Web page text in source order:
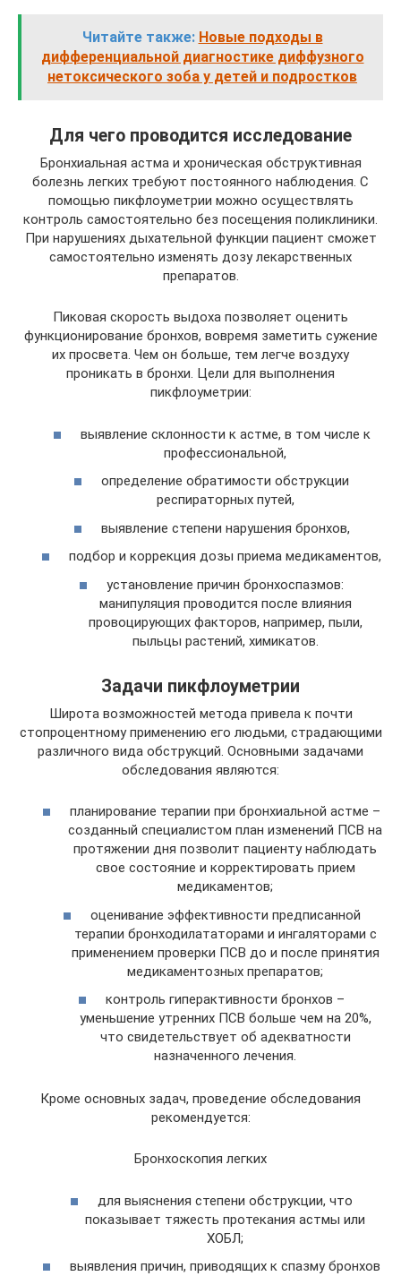
Читайте также: Новые подходы в
дифференциальной диагностике диффузного
нетоксического зоба у детей и подростков
Для чего проводится исследование
Бронхиальная астма и хроническая обструктивная
болезнь легких требуют постоянного наблюдения. С
помощью пикфлоуметрии можно осуществлять
контроль самостоятельно без посещения поликлиники.
При нарушениях дыхательной функции пациент сможет
самостоятельно изменять дозу лекарственных
препаратов.
Пиковая скорость выдоха позволяет оценить
функционирование бронхов, вовремя заметить сужение
их просвета. Чем он больше, тем легче воздуху
проникать в бронхи. Цели для выполнения
пикфлоуметрии:
выявление склонности к астме, в том числе к
профессиональной,
определение обратимости обструкции
респираторных путей,
выявление степени нарушения бронхов,
подбор и коррекция дозы приема медикаментов,
установление причин бронхоспазмов:
манипуляция проводится после влияния
провоцирующих факторов, например, пыли,
пыльцы растений, химикатов.
Задачи пикфлоуметрии
Широта возможностей метода привела к почти
стопроцентному применению его людьми, страдающими
различного вида обструкций. Основными задачами
обследования являются:
планирование терапии при бронхиальной астме –
созданный специалистом план изменений ПСВ на
протяжении дня позволит пациенту наблюдать
свое состояние и корректировать прием
медикаментов;
оценивание эффективности предписанной
терапии бронходилататорами и ингаляторами с
применением проверки ПСВ до и после принятия
медикаментозных препаратов;
контроль гиперактивности бронхов –
уменьшение утренних ПСВ больше чем на 20%,
что свидетельствует об адекватности
назначенного лечения.
Кроме основных задач, проведение обследования
рекомендуется:
Бронхоскопия легких
для выяснения степени обструкции, что
показывает тяжесть протекания астмы или
ХОБЛ;
выявления причин, приводящих к спазму бронхов